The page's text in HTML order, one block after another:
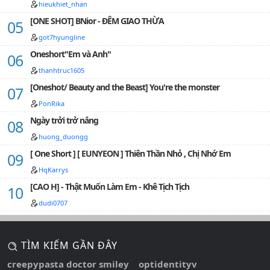
hieukhiet_nhan
[ONE SHOT] BNior - ĐÊM GIAO THỪA
got7hyungline
Oneshort"Em và Anh"
thanhtruc1605
[Oneshot/ Beauty and the Beast] You're the monster
PonRika
Ngày trởi trở nắng
huong_duongg
[ One Short ] [ EUNYEON ] Thiên Thần Nhỏ , Chị Nhớ Em
HqKarrys
[CAO H] - Thật Muốn Làm Em - Khê Tịch Tịch
dudi0707
TÌM KIẾM GẦN ĐÂY
creepypasta doctor smiley optidentityv